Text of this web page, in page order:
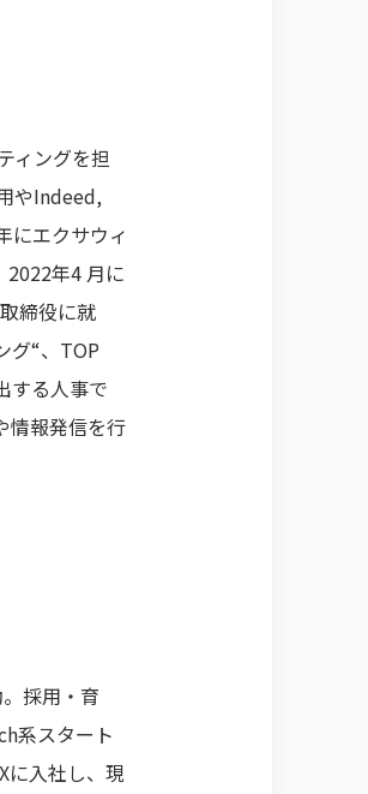
ィングを担
やIndeed,
にエクサウィ
2022年4 月に
締役に就
グ“、TOP
する人事で
情報発信を行
採用・育
系スタート
に入社し、現